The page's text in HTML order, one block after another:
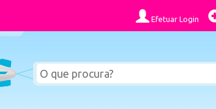
Efetuar Login